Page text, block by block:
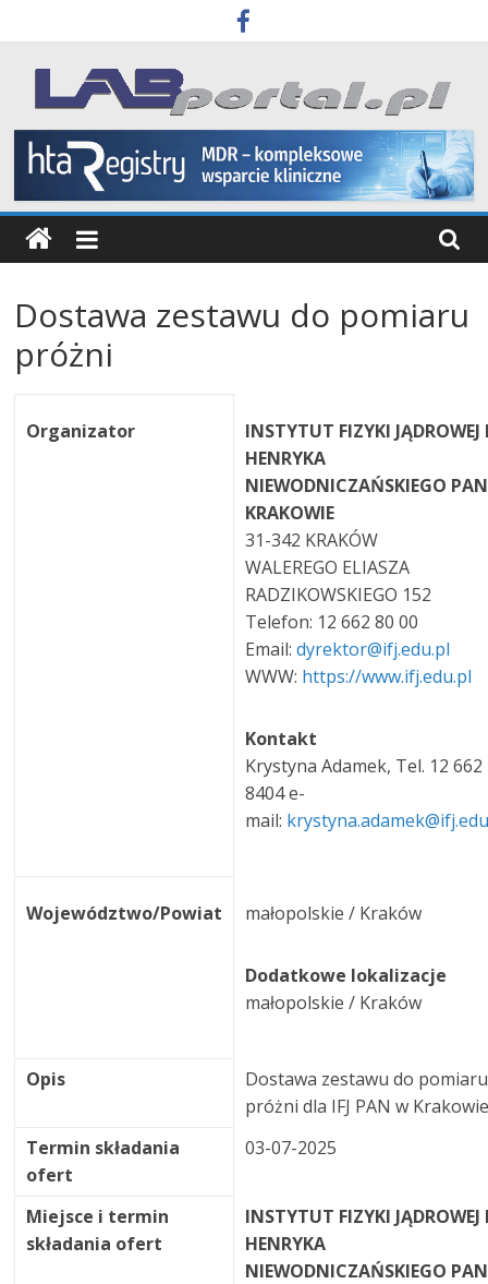
to
content
Labportal
Laboratoria
Aparatura
Badania
Dostawa zestawu do pomiaru
próżni
Organizator
INSTYTUT FIZYKI JĄDROWEJ
HENRYKA
NIEWODNICZAŃSKIEGO
KRAKOWIE
31-342 KRAKÓW
WALEREGO ELIASZA
RADZIKOWSKIEGO 152
Telefon: 12 662 80 00
Email:dyrektor@ifj.edu.pl
WWW: https://www.ifj.edu.pl
Kontakt
Krystyna Adamek, Tel. 12 662
8404 e-
mail:
Województwo/Powiat małopolskie / Kraków
Dodatkowe lokalizacje
małopolskie / Kraków
Opis
Dostawa zestawu do pomiaru
próżni dla IFJ PAN w
Termin składania
ofert
03-07-2025
Miejsce i termin
składania ofert
INSTYTUT FIZYKI JĄDROWEJ
HENRYKA
NIEWODNICZAŃSKIEGO